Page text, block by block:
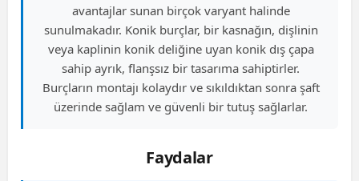
avantajlar sunan birçok varyant halinde
sunulmakadır. Konik burçlar, bir kasnağın, dişlinin
veya kaplinin konik deliğine uyan konik dış çapa
sahip ayrık, flanşsız bir tasarıma sahiptirler.
Burçların montajı kolaydır ve sıkıldıktan sonra şaft
üzerinde sağlam ve güvenli bir tutuş sağlarlar.
Faydalar